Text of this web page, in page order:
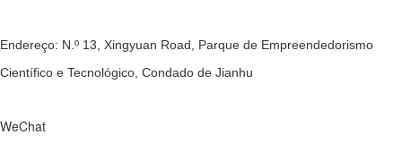
Endereço: N.º 13, Xingyuan Road, Parque de Empreendedorismo
Científico e Tecnológico, Condado de Jianhu
WeChat